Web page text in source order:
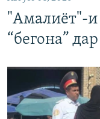
"Амалиёт"-и
“бегона”